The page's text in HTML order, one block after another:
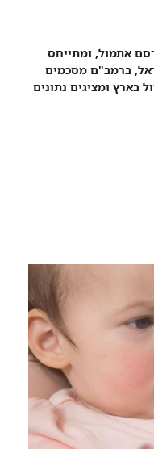
אתמול, ומתייחס
ברמב"ם מסכמים
בארץ ומציגים נתונים